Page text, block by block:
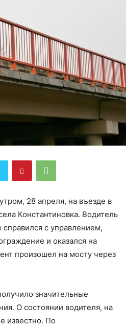
28 апреля, на въезде в
Константиновка. Водитель
с управлением,
и оказался на
произошел на мосту через
значительные
О состоянии водителя, на
известно. По